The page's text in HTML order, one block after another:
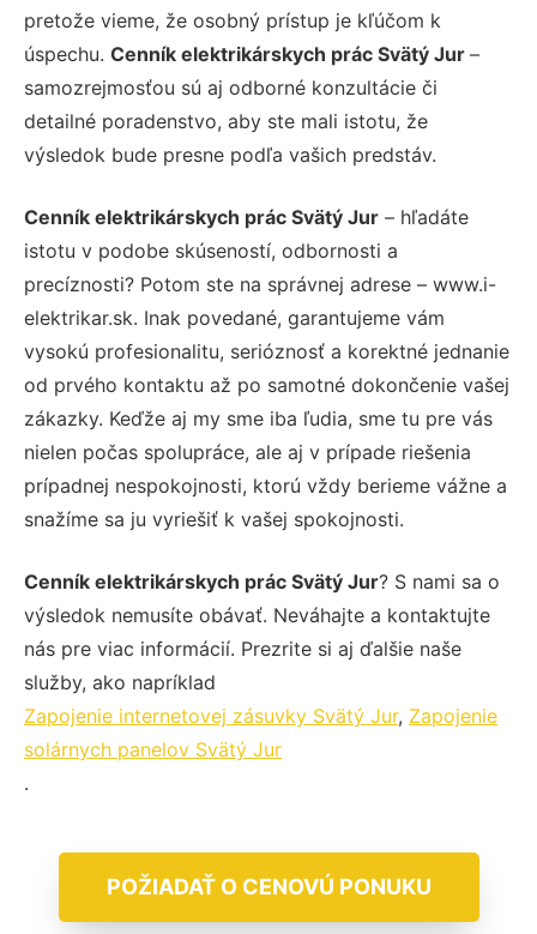
pretože vieme, že osobný prístup je kľúčom k
úspechu. Cenník elektrikárskych prác Svätý Jur –
samozrejmosťou sú aj odborné konzultácie či
detailné poradenstvo, aby ste mali istotu, že
výsledok bude presne podľa vašich predstáv.
Cenník elektrikárskych prác Svätý Jur – hľadáte
istotu v podobe skúseností, odbornosti a
precíznosti? Potom ste na správnej adrese – www.i-
elektrikar.sk. Inak povedané, garantujeme vám
vysokú profesionalitu, serióznosť a korektné jednanie
od prvého kontaktu až po samotné dokončenie vašej
zákazky. Keďže aj my sme iba ľudia, sme tu pre vás
nielen počas spolupráce, ale aj v prípade riešenia
prípadnej nespokojnosti, ktorú vždy berieme vážne a
snažíme sa ju vyriešiť k vašej spokojnosti.
Cenník elektrikárskych prác Svätý Jur? S nami sa o
výsledok nemusíte obávať. Neváhajte a kontaktujte
nás pre viac informácií. Prezrite si aj ďalšie naše
služby, ako napríklad
Zapojenie internetovej zásuvky Svätý Jur, Zapojenie
solárnych panelov Svätý Jur
.
POŽIADAŤ O CENOVÚ PONUKU